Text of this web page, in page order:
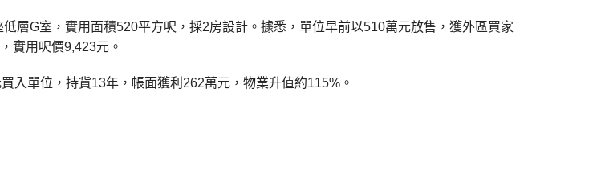
層G室，實用面積520平方呎，採2房設計。據悉，單位早前以510萬元放售，獲外區買家
實用呎價9,423元。
入單位，持貨13年，帳面獲利262萬元，物業升值約115%。